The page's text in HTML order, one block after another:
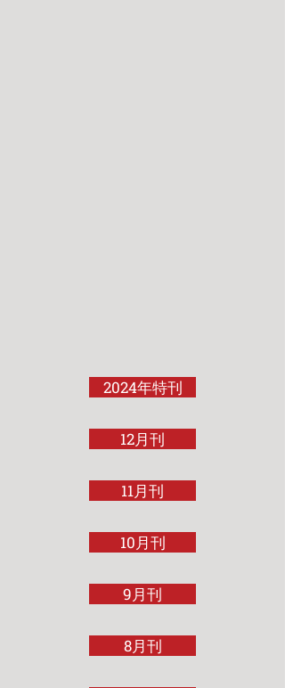
2024年特刊
12月刊
11月刊
10月刊
9月刊
8月刊